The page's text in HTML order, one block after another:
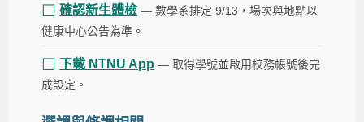
☐ 確認新生體檢— 數學系排定 9/13，場次與地點以
健康中心公告為準。
☐ 下載 NTNU App — 取得學號並啟用校務帳號後完
成設定。